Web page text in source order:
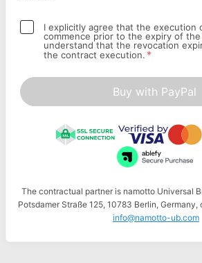
I explicitly agree that the execution
commence prior to the expiry of the
understand that the revocation
the contract execution. *
Buy with PayPal
The contractual partner is namotto Universal
Potsdamer Straße 125, 10783 Berlin,
info@namotto-ub.com